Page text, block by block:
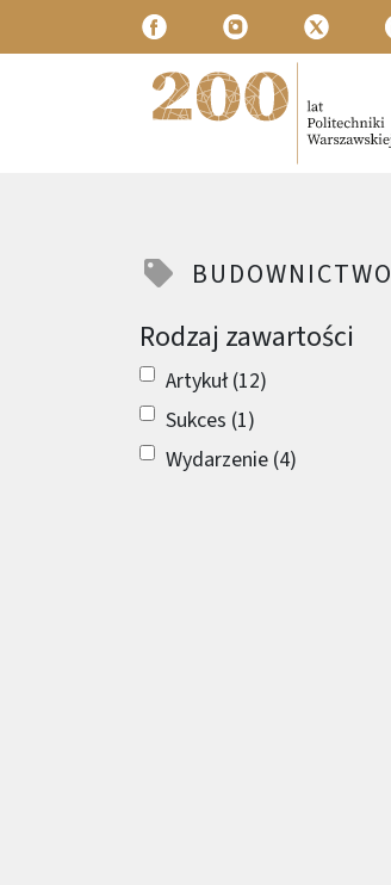
Przejdź do treści
BUDOWNICTWO
Rodzaj zawartości
Artykuł (12)
Sukces (1)
Wydarzenie (4)